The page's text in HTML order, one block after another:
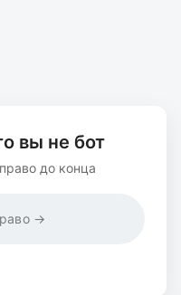
вы не бот
до конца
→